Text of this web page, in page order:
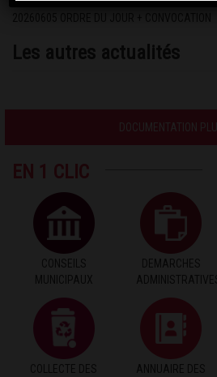
Les autres actualités
DOCUMENTATION PLU
EN 1 CLIC
CONSEILS
MUNICIPAUX
DEMARCHES
ADMINISTRATIVES
COLLECTE DES
ANNUAIRE DES